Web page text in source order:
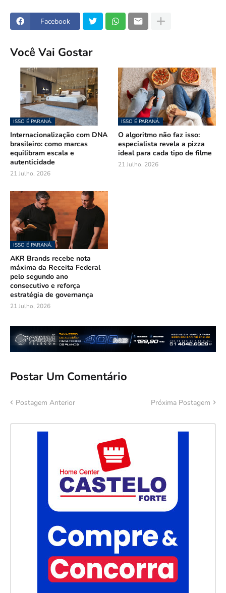
Facebook
Você Vai Gostar
ISSO É PARANÁ.
Internacionalização com DNA
brasileiro: como marcas
equilibram escala e
autenticidade
21 Julho, 2026
ISSO É PARANÁ.
O algoritmo não faz isso:
especialista revela a pizza
ideal para cada tipo de filme
21 Julho, 2026
ISSO É PARANÁ.
AKR Brands recebe nota
máxima da Receita Federal
pelo segundo ano
consecutivo e reforça
estratégia de governança
21 Julho, 2026
Postar Um Comentário
Postagem Anterior Próxima Postagem